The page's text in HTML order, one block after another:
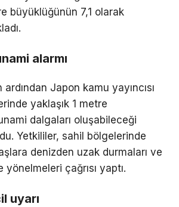
büyüklüğünün 7,1 olarak
alarmı
Japon kamu yayıncısı
yaklaşık 1 metre
dalgaları oluşabileceği
Yetkililer, sahil bölgelerinde
denizden uzak durmaları ve
çağrısı yaptı.
uyarı